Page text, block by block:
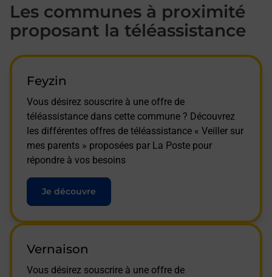
Les communes à proximité
proposant la téléassistance
Feyzin
Vous désirez souscrire à une offre de
téléassistance dans cette commune ? Découvrez
les différentes offres de téléassistance « Veiller sur
mes parents » proposées par La Poste pour
répondre à vos besoins
Je découvre
Vernaison
Vous désirez souscrire à une offre de